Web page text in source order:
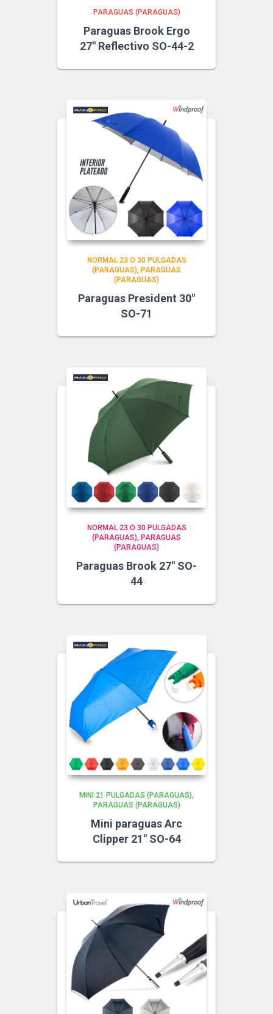
PARAGUAS (PARAGUAS)
Paraguas Brook Ergo
27″ Reflectivo SO-44-2
NORMAL 23 O 30 PULGADAS
(PARAGUAS) PARAGUAS
(PARAGUAS)
Paraguas President 30″
SO-71
NORMAL 23 O 30 PULGADAS
(PARAGUAS)
PARAGUAS
(PARAGUAS)
Paraguas Brook 27″ SO-
44
MINI 21 PULGADAS (PARAGUAS)
PARAGUAS (PARAGUAS)
Mini paraguas Arc
Clipper 21″ SO-64